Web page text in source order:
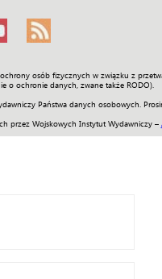
osób fizycznych w związku z
o ochronie danych, zwane także RODO).
Państwa danych osobowych.
przez Wojskowych Instytut Wydawniczy –
Galerie Wideo